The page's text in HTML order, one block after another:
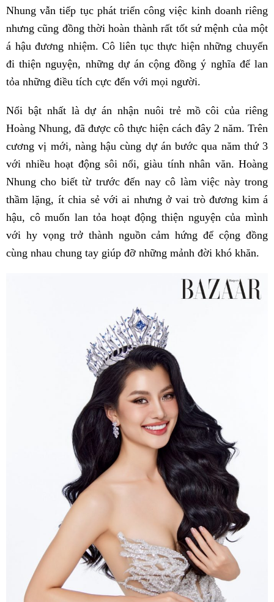
Nhung vẫn tiếp tục phát triển công việc kinh doanh riêng
nhưng cũng đồng thời hoàn thành rất tốt sứ mệnh của một
á hậu đương nhiệm. Cô liên tục thực hiện những chuyến
đi thiện nguyện, những dự án cộng đồng ý nghĩa để lan
tỏa những điều tích cực đến với mọi người.
Nổi bật nhất là dự án nhận nuôi trẻ mồ côi của riêng
Hoàng Nhung, đã được cô thực hiện cách đây 2 năm. Trên
cương vị mới, nàng hậu cùng dự án bước qua năm thứ 3
với nhiều hoạt động sôi nổi, giàu tính nhân văn. Hoàng
Nhung cho biết từ trước đến nay cô làm việc này trong
thầm lặng, ít chia sẻ với ai nhưng ở vai trò đương kim á
hậu, cô muốn lan tỏa hoạt động thiện nguyện của mình
với hy vọng trở thành nguồn cảm hứng để cộng đồng
cùng nhau chung tay giúp đỡ những mảnh đời khó khăn.